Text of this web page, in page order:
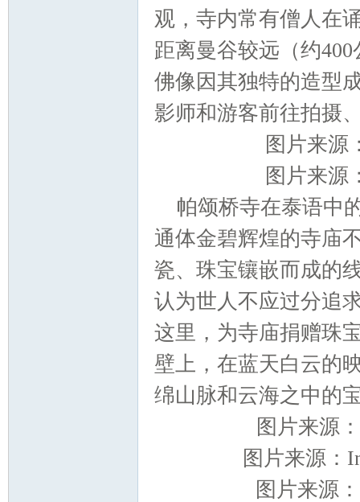
观，寺内常有僧人在
距离曼谷较远（约
佛像因其独特的造型
影师和游客前往拍摄
图片来
图片来
帕颂桥寺在泰语中
通体金碧辉煌的寺庙
瓷、珠宝镶嵌而成的
认为世人不应过分追
这里，为寺庙捐赠珠
壁上，在蓝天白云的
绵山脉和云海之中的
图片来源
图片来源
图片来源